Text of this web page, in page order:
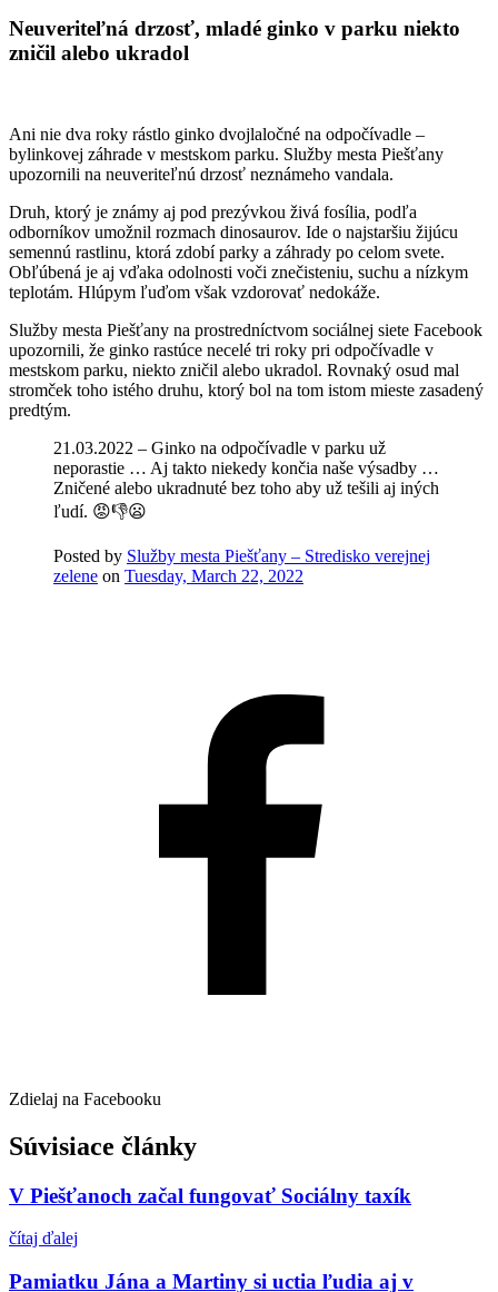
Neuveriteľná drzosť, mladé ginko v parku niekto
zničil alebo ukradol
Ani nie dva roky rástlo ginko dvojlaločné na odpočívadle –
bylinkovej záhrade v mestskom parku. Služby mesta Piešťany
upozornili na neuveriteľnú drzosť neznámeho vandala.
Druh, ktorý je známy aj pod prezývkou živá fosília, podľa
odborníkov umožnil rozmach dinosaurov. Ide o najstaršiu žijúcu
semennú rastlinu, ktorá zdobí parky a záhrady po celom svete.
Obľúbená je aj vďaka odolnosti voči znečisteniu, suchu a nízkym
teplotám. Hlúpym ľuďom však vzdorovať nedokáže.
Služby mesta Piešťany na prostredníctvom sociálnej siete Facebook
upozornili, že ginko rastúce necelé tri roky pri odpočívadle v
mestskom parku, niekto zničil alebo ukradol. Rovnaký osud mal
stromček toho istého druhu, ktorý bol na tom istom mieste zasadený
predtým.
21.03.2022 – Ginko na odpočívadle v parku už
neporastie … Aj takto niekedy končia naše výsadby …
Zničené alebo ukradnuté bez toho aby už tešili aj iných
ľudí. 😡👎😦
Posted by Služby mesta Piešťany – Stredisko verejnej
zelene on Tuesday, March 22, 2022
Zdielaj na Facebooku
Súvisiace články
V Piešťanoch začal fungovať Sociálny taxík
čítaj ďalej
Pamiatku Jána a Martiny si uctia ľudia aj v